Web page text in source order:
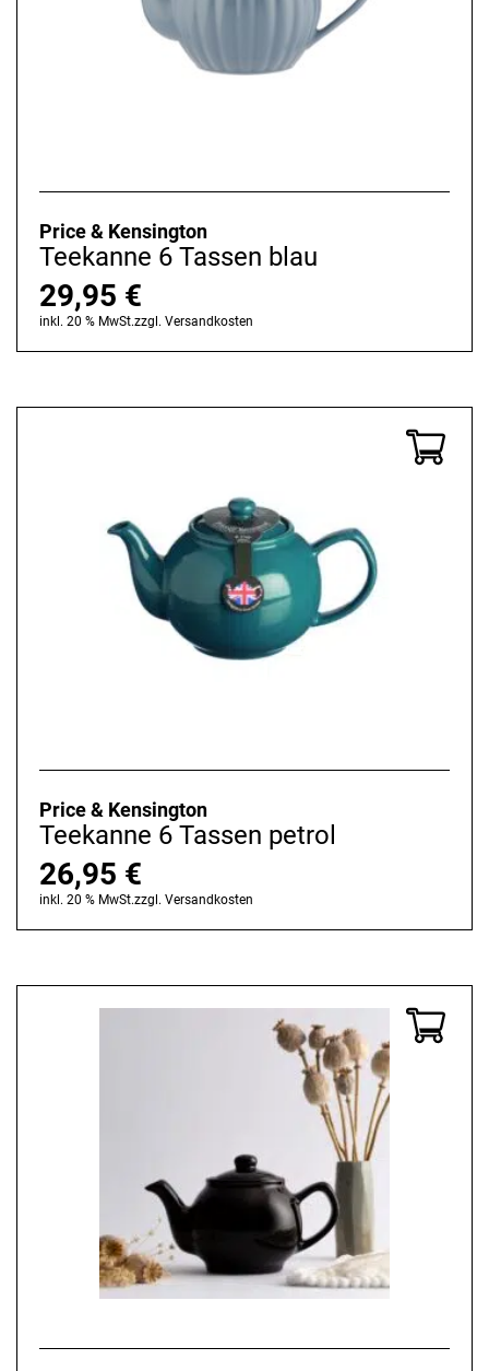
Price & Kensington
Teekanne 6 Tassen blau
29,95 €
inkl. 20 % MwSt.zzgl. Versandkosten
Price & Kensington
Teekanne 6 Tassen petrol
26,95 €
inkl. 20 % MwSt.zzgl. Versandkosten